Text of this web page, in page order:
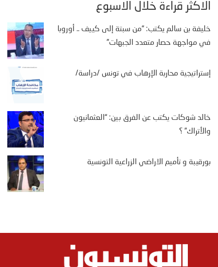
الأكثر قراءة خلال الأسبوع
خليفة بن سالم يكتب: “من سبتة إلى كييف .. أوروبا
في مواجهة حصار متعدد الجبهات”
إستراتيجية محاربة الإرهاب في تونس /دراسة/
خالد شوكات يكتب عن الفرق بين: “العثمانيون
والأتراك” ؟
بورقيبة و تأميم الاراضي الزراعية التونسية